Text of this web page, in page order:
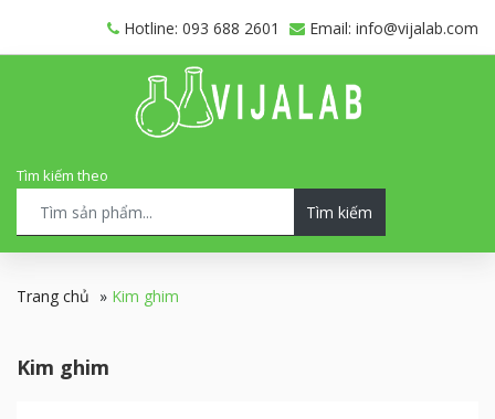
Hotline: 093 688 2601 Email: info@vijalab.com
Tìm kiếm theo
Tìm kiếm
Trang chủ » Kim ghim
Kim ghim